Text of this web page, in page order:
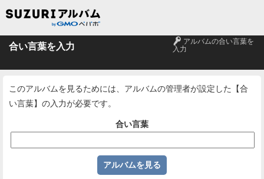
合い言葉を入力 🔑 アルバムの合い言葉を
入力
このアルバムを見るためには、アルバムの管理者が設定した【合
い言葉】の入力が必要です。
合い言葉